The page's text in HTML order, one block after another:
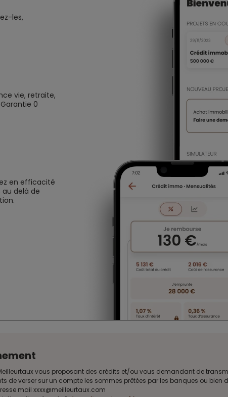
les,
vie, retraite,
0
en efficacité
au delà de
vous proposant des crédits et/ou vous demandant de
de verser sur un compte les sommes prêtées par les banques ou bien
mail xxxx@meilleurtaux.com